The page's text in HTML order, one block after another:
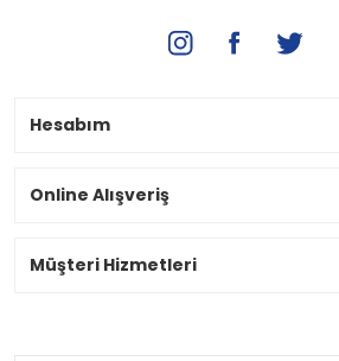
Hesabım
Online Alışveriş
Müşteri Hizmetleri